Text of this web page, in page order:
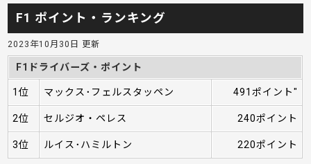
F1 ポイント・ランキング
2023年10月30日 更新
F1ドライバーズ・ポイント
1位 マックス･フェルスタッペン 491ポイント"
2位 セルジオ・ペレス 240ポイント
3位 ルイス･ハミルトン 220ポイント